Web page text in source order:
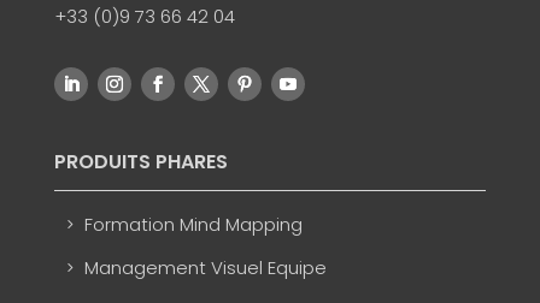
+33 (0)9 73 66 42 04
PRODUITS PHARES
Formation Mind Mapping
Management Visuel Equipe